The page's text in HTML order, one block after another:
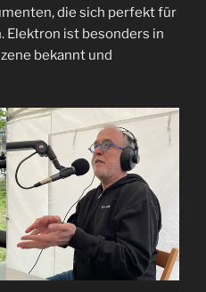
die sich perfekt für
Elektron ist besonders in
bekannt und